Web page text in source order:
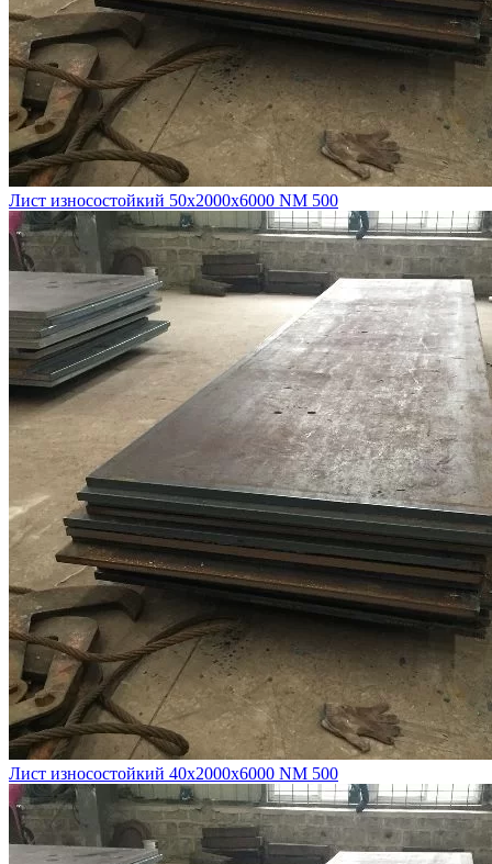
Лист износостойкий 50х2000х6000 NM 500
Лист износостойкий 40х2000х6000 NM 500